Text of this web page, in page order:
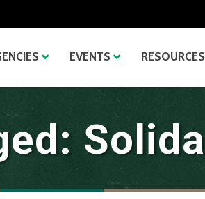
EVENTS RESOURCES